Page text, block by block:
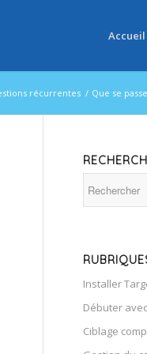
Accueil
récurrentes / Que se
Installer
Débuter
Ciblage